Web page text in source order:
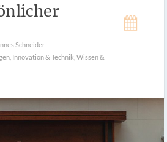
Schneider
Innovation & Technik Wissen &